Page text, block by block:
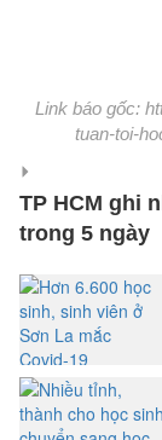
Link báo gốc:
tuan-toi-
TP HCM ghi
trong 5 ngày